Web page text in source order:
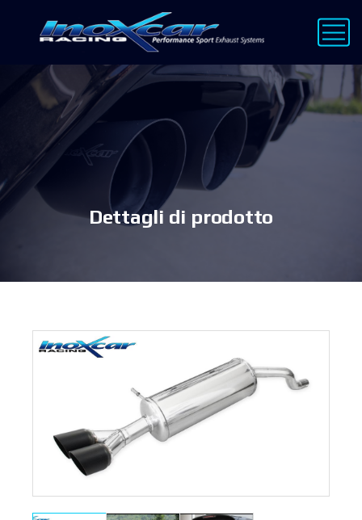
Dettagli di prodotto